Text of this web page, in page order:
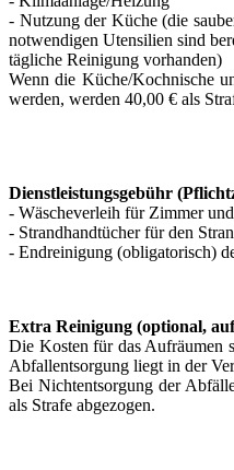
- Nutzung der Küche (die
notwendigen Utensilien sind
tägliche Reinigung vorhanden)
Wenn die Küche/Kochnische
werden, werden 40,00 € als
Dienstleistungsgebühr
- Wäscheverleih für Zimmer
- Strandhandtücher für den
- Endreinigung (obligatorisch)
Extra Reinigung (optional,
Die Kosten für das Aufräumen
Abfallentsorgung liegt in der
Bei Nichtentsorgung der
als Strafe abgezogen.